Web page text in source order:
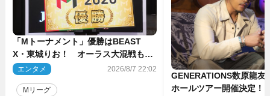
「Mトーナメント」優勝はBEAST
X・東城りお！ オーラス大混戦も最
後は自ら和了って幕引き
エンタメ 2026/8/7 22:02
Mリーグ
GENERATIONS数原龍友
ホールツアー開催決定